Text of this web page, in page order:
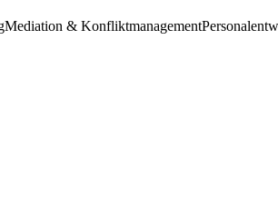
Mediation & Konfliktmanagement